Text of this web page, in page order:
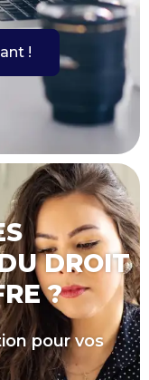
!
DROIT
?
pour vos